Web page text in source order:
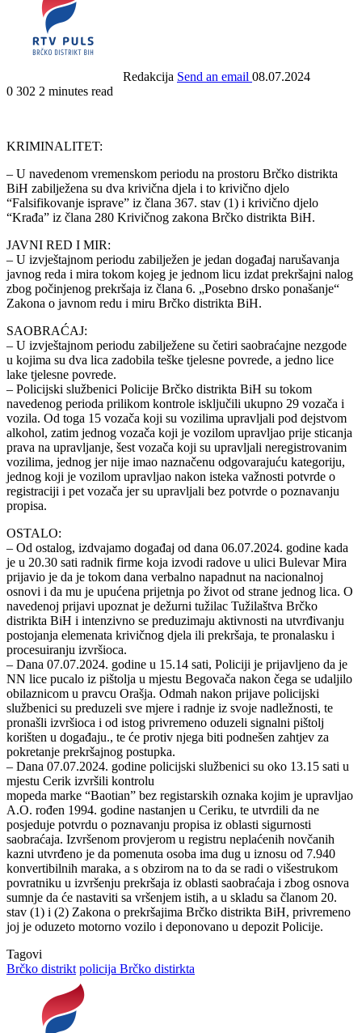
Redakcija Send an email 08.07.2024
0 302 2 minutes read
KRIMINALITET:
– U navedenom vremenskom periodu na prostoru Brčko distrikta
BiH zabilježena su dva krivična djela i to krivično djelo
“Falsifikovanje isprave” iz člana 367. stav (1) i krivično djelo
“Krađa” iz člana 280 Krivičnog zakona Brčko distrikta BiH.
JAVNI RED I MIR:
– U izvještajnom periodu zabilježen je jedan događaj narušavanja
javnog reda i mira tokom kojeg je jednom licu izdat prekršajni nalog
zbog počinjenog prekršaja iz člana 6. „Posebno drsko ponašanje“
Zakona o javnom redu i miru Brčko distrikta BiH.
SAOBRAĆAJ:
– U izvještajnom periodu zabilježene su četiri saobraćajne nezgode
u kojima su dva lica zadobila teške tjelesne povrede, a jedno lice
lake tjelesne povrede.
– Policijski službenici Policije Brčko distrikta BiH su tokom
navedenog perioda prilikom kontrole isključili ukupno 29 vozača i
vozila. Od toga 15 vozača koji su vozilima upravljali pod dejstvom
alkohol, zatim jednog vozača koji je vozilom upravljao prije sticanja
prava na upravljanje, šest vozača koji su upravljali neregistrovanim
vozilima, jednog jer nije imao naznačenu odgovarajuću kategoriju,
jednog koji je vozilom upravljao nakon isteka važnosti potvrde o
registraciji i pet vozača jer su upravljali bez potvrde o poznavanju
propisa.
OSTALO:
– Od ostalog, izdvajamo događaj od dana 06.07.2024. godine kada
je u 20.30 sati radnik firme koja izvodi radove u ulici Bulevar Mira
prijavio je da je tokom dana verbalno napadnut na nacionalnoj
osnovi i da mu je upućena prijetnja po život od strane jednog lica. O
navedenoj prijavi upoznat je dežurni tužilac Tužilaštva Brčko
distrikta BiH i intenzivno se preduzimaju aktivnosti na utvrđivanju
postojanja elemenata krivičnog djela ili prekršaja, te pronalasku i
procesuiranju izvršioca.
– Dana 07.07.2024. godine u 15.14 sati, Policiji je prijavljeno da je
NN lice pucalo iz pištolja u mjestu Begovača nakon čega se udaljilo
obilaznicom u pravcu Orašja. Odmah nakon prijave policijski
službenici su preduzeli sve mjere i radnje iz svoje nadležnosti, te
pronašli izvršioca i od istog privremeno oduzeli signalni pištolj
korišten u događaju., te će protiv njega biti podnešen zahtjev za
pokretanje prekršajnog postupka.
– Dana 07.07.2024. godine policijski službenici su oko 13.15 sati u
mjestu Cerik izvršili kontrolu
mopeda marke “Baotian” bez registarskih oznaka kojim je upravljao
A.O. rođen 1994. godine nastanjen u Ceriku, te utvrdili da ne
posjeduje potvrdu o poznavanju propisa iz oblasti sigurnosti
saobraćaja. Izvršenom provjerom u registru neplaćenih novčanih
kazni utvrđeno je da pomenuta osoba ima dug u iznosu od 7.940
konvertibilnih maraka, a s obzirom na to da se radi o višestrukom
povratniku u izvršenju prekršaja iz oblasti saobraćaja i zbog osnova
sumnje da će nastaviti sa vršenjem istih, a u skladu sa članom 20.
stav (1) i (2) Zakona o prekršajima Brčko distrikta BiH, privremeno
joj je oduzeto motorno vozilo i deponovano u depozit Policije.
Tagovi
Brčko distrikt policija Brčko distirkta